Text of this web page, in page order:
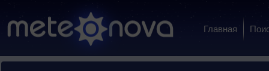
Главная